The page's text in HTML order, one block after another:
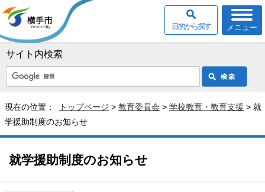
サイト内検索
メニュー
目的から探す
現在の位置： トップページ > 教育委員会 > 学校教育・教育支援 > 就
学援助制度のお知らせ
就学援助制度のお知らせ